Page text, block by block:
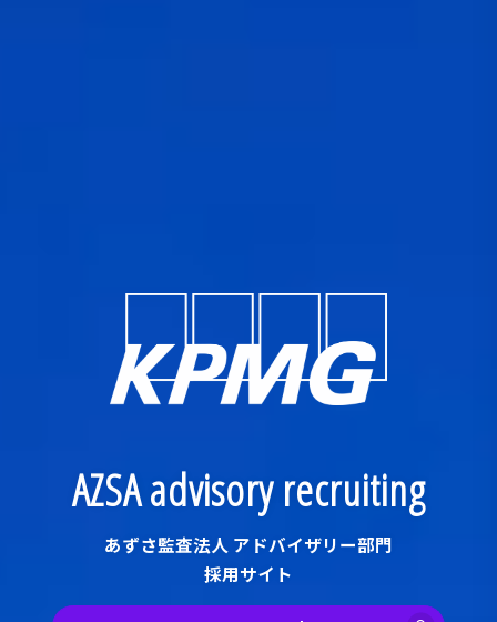
AZSA advisory recruiting
あずさ監査法人 アドバイザリー部門
採用サイト